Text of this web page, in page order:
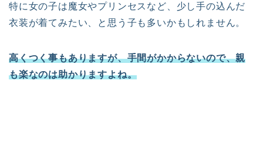
特に女の子は魔女やプリンセスなど、少し手の込んだ
衣装が着てみたい、と思う子も多いかもしれません。
高くつく事もありますが、手間がかからないので、親
も楽なのは助かりますよね。